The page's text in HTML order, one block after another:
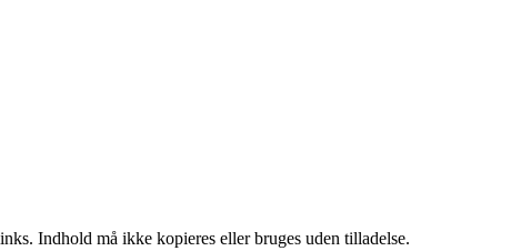
Indhold må ikke kopieres eller bruges uden tilladelse.